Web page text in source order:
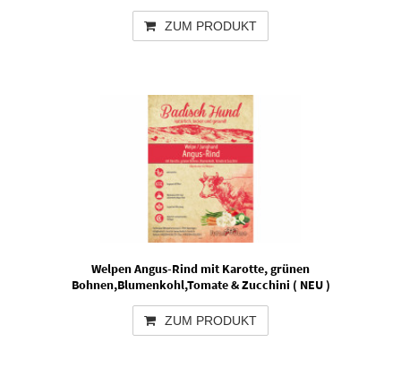
ZUM PRODUKT
Welpen Angus-Rind mit Karotte, grünen
Bohnen,Blumenkohl,Tomate & Zucchini ( NEU )
ZUM PRODUKT